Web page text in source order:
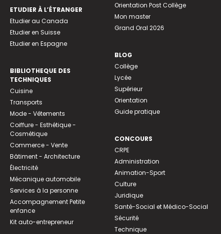
ETUDIER À L’ÉTRANGER
Etudier au Canada
Etudier en Suisse
Etudier en Espagne
BIBLIOTHEQUE DES
TECHNIQUES
Cuisine
Transports
Mode - Vêtements
Coiffure - Esthétique -
Cosmétique
Commerce - Vente
Bâtiment - Architecture
Électricité
Mécanique automobile
Services à la personne
Accompagnement Petite
enfance
Kit auto-entrepreneur
Orientation Post Collège
Mon master
Grand Oral 2026
BLOG
Collège
Lycée
Supérieur
Orientation
Guide pratique
CONCOURS
CRPE
Administration
Animation-Sport
Culture
Juridique
Santé-Social et Médico-Social
Sécurité
Technique